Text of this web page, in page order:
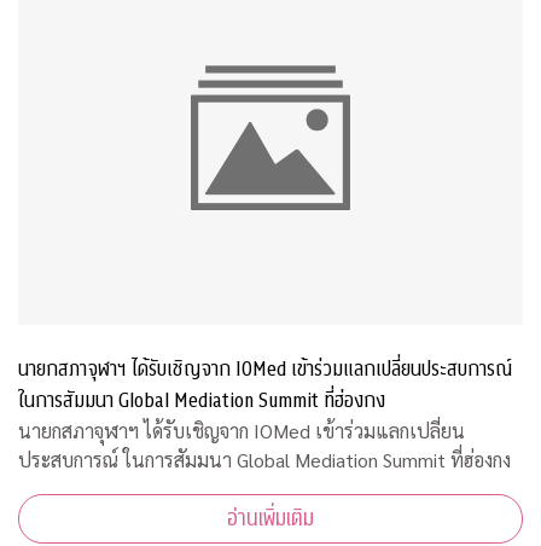
นายกสภาจุฬาฯ ได้รับเชิญจาก IOMed เข้าร่วมแลกเปลี่ยนประสบการณ์
ในการสัมมนา Global Mediation Summit ที่ฮ่องกง
นายกสภาจุฬาฯ ได้รับเชิญจาก IOMed เข้าร่วมแลกเปลี่ยน
ประสบการณ์ ในการสัมมนา Global Mediation Summit ที่ฮ่องกง
อ่านเพิ่มเติม